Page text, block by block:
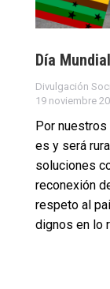
Día
Divulgación
19 noviembre
Por
es y será
soluciones
reconexión
respeto al
dignos en lo